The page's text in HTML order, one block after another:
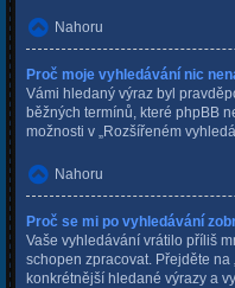
Nahoru
Proč moje vyhledávání nic
Vámi hledaný výraz byl
běžných termínů, které phpBB
možnosti v „Rozšířeném
Nahoru
Proč se mi po vyhledávání
Vaše vyhledávání vrátilo příliš
schopen zpracovat. Přejděte na
konkrétnější hledané výrazy a